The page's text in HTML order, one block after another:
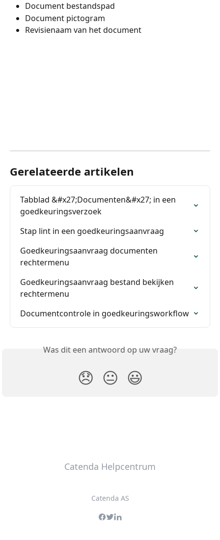
Document bestandspad
Document pictogram
Revisienaam van het document
Gerelateerde artikelen
Tabblad &#x27;Documenten&#x27; in een
goedkeuringsverzoek
Stap lint in een goedkeuringsaanvraag
Goedkeuringsaanvraag documenten
rechtermenu
Goedkeuringsaanvraag bestand bekijken
rechtermenu
Documentcontrole in goedkeuringsworkflow
Was dit een antwoord op uw vraag?
😞 😐 😃
Catenda Helpcentrum
Catenda AS